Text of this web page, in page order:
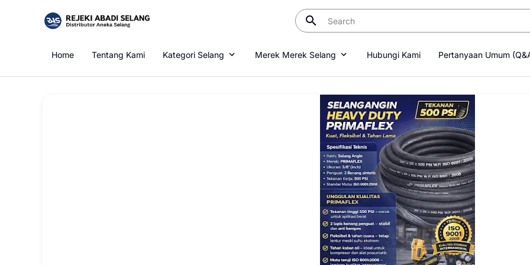
Home Tentang Kami Kategori Selang Merek Merek Selang Hubungi Kami Pertanyaan Umum